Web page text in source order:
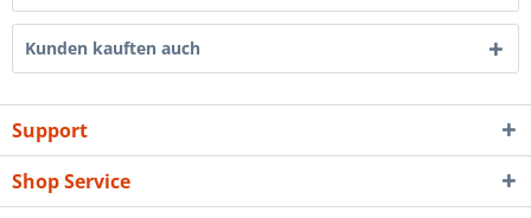
Kunden kauften auch
Support
Shop Service